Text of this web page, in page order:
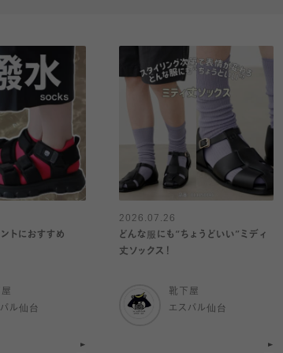
ントにおすすめ
ル仙台
2026.07.26
どんな服にも“ちょうどいい”ミディ
丈ソックス！
靴下屋
エスパル仙台